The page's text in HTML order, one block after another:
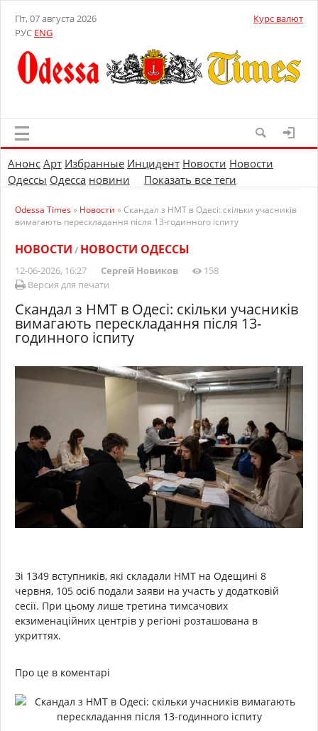
Пт, 07 августа 2026
РУС ENG
Курс валют
Анонс Арт Избранные Инцидент Новости Новости
Одессы Одесса новини Показать все теги
Odessa Times» Новости » Скандал з НМТ в Одесі: скільки учасників
вимагають перескладання після 13-годинного іспиту
НОВОСТИ / НОВОСТИ ОДЕССЫ
12-06-2026, 16:27 Сергей Новиков
158
Версия для печати
Скандал з НМТ в Одесі: скільки учасників
вимагають перескладання після 13-
годинного іспиту
Зі 1349 вступників, які складали НМТ на Одещині 8
червня, 105 осіб подали заяви на участь у додатковій
сесії. При цьому лише третина тимсачових
екзименаційних центрів у регіоні розташована в
укриттях.
Про це в коментарі